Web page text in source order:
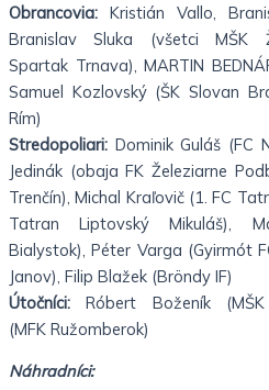
Obrancovia: Kristián Vallo,
Branislav Sluka (všetci MŠK
Spartak Trnava), MARTIN
Samuel Kozlovský (ŠK Slovan
Rím)
Stredopoliari: Dominik Guláš (FC
Jedinák (obaja FK Železiarne
Trenčín), Michal Kraľovič (1. FC
Tatran Liptovský Mikuláš),
Bialystok), Péter Varga (Gyirmót
Janov), Filip Blažek (Bröndy IF)
Útočníci: Róbert Boženík
(MFK Ružomberok)
Náhradníci: